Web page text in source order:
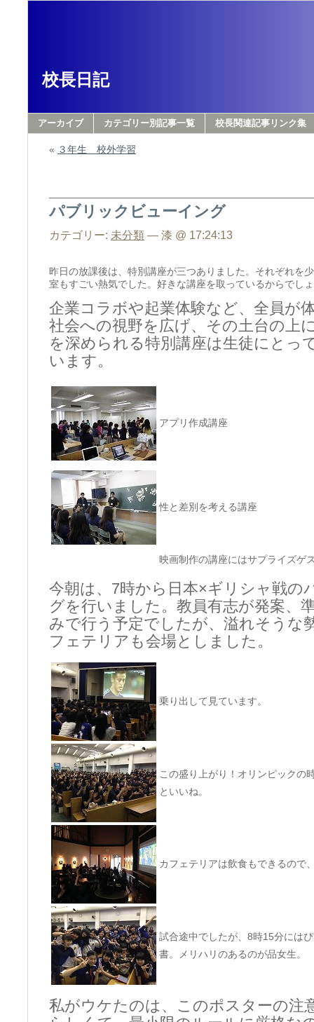
校長日記
アーカイブ カテゴリー別記事一覧 校長関連記事リンク集
« ３年生 校外学習
パブリックビューイング
カテゴリー: 未分類 — 漆 @ 17:24:13
昨日の放課後は、特別講座が三つありました。それぞれを
室もすごい熱気でした。好きな講座を取っているからでし
企業コラボや起業体験など、全員が
社会への視野を広げ、その土台の上
を深められる特別講座は生徒にとっ
います。
アプリ作成講座
性と差別を考える講座
映画制作の講座にはサプライズゲ
今朝は、7時から日本×ギリシャ戦の
グを行いました。教員有志が発案、
みで行う予定でしたが、溢れそうな
フェテリアも会場としました。
乗り出して見ています。
この盛り上がり！オリンピックの
といいね。
カフェテリアは飲食もできるので
試合途中でしたが、8時15分には
書。メリハリのあるのが品女生。
私がウケたのは、このポスターの注